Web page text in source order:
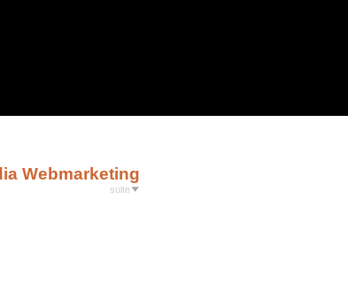
Webmarketing
suite